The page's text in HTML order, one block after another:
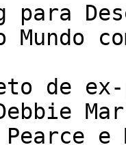
para
Mundo
Pearce